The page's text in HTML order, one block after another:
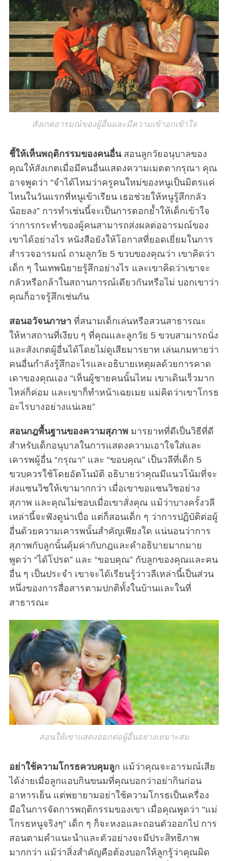
สังเกตอารมณ์ของผู้อื่นและมีความเข้าอกเข้าใจ
ชี้ให้เห็นพฤติกรรมของคนอื่นสอนลูกวัยอนุบาลของ
คุณให้สังเกตเมื่อมีคนอื่นแสดงความเมตตากรุณา คุณ
อาจพูดว่า “จำได้ไหมว่าครูคนใหม่ของหนูเป็นมิตรแค่
ไหนในวันแรกที่หนูเข้าเรียน เธอช่วยให้หนูรู้สึกกลัว
น้อยลง” การทำเช่นนี้จะเป็นการตอกย้ำให้เด็กเข้าใจ
ว่าการกระทำของผู้คนสามารถส่งผลต่ออารมณ์ของ
เขาได้อย่างไร หนังสือยังให้โอกาสที่ยอดเยี่ยมในการ
สำรวจอารมณ์ ถามลูกวัย 5 ขวบของคุณว่า เขาคิดว่า
เด็ก ๆ ในเทพนิยายรู้สึกอย่างไร และเขาคิดว่าเขาจะ
กลัวหรือกล้าในสถานการณ์เดียวกันหรือไม่ บอกเขาว่า
คุณก็อาจรู้สึกเช่นกัน
สอนอวัจนภาษาที่สนามเด็กเล่นหรือสวนสาธารณะ
ให้หาสถานที่เงียบ ๆ ที่คุณและลูกวัย 5 ขวบสามารถนั่ง
และสังเกตผู้อื่นได้โดยไม่ดูเสียมารยาท เล่นเกมทายว่า
คนอื่นกำลังรู้สึกอะไรและอธิบายเหตุผลด้วยการคาด
เดาของคุณเอง “เห็นผู้ชายคนนั้นไหม เขาเดินเร็วมาก
ไหล่ก็ค่อม และเขาก็ทำหน้าเฉยเมย แม่คิดว่าเขาโกรธ
อะไรบางอย่างแน่เลย”
สอนกฎพื้นฐานของความสุภาพมารยาทที่ดีเป็นวิธีที่ดี
สำหรับเด็กอนุบาลในการแสดงความเอาใจใส่และ
เคารพผู้อื่น “กรุณา” และ “ขอบคุณ” เป็นวลีที่เด็ก 5
ขวบควรใช้โดยอัตโนมัติ อธิบายว่าคุณมีแนวโน้มที่จะ
ส่งแซนวิชให้เขามากกว่า เมื่อเขาขอแซนวิชอย่าง
สุภาพ และคุณไม่ชอบเมื่อเขาสั่งคุณ แม้ว่าบางครั้งวลี
เหล่านี้จะฟังดูน่าเบื่อ แต่ก็สอนเด็ก ๆ ว่าการปฏิบัติต่อผู้
อื่นด้วยความเคารพนั้นสำคัญเพียงใด แน่นอนว่าการ
สุภาพกับลูกนั้นคุ้มค่ากับกฎและคำอธิบายมากมาย
พูดว่า “ได้โปรด” และ “ขอบคุณ” กับลูกของคุณและคน
อื่น ๆ เป็นประจำ เขาจะได้เรียนรู้ว่าวลีเหล่านี้เป็นส่วน
หนึ่งของการสื่อสารตามปกติทั้งในบ้านและในที่
สาธารณะ
สอนให้เขาแสดงออกต่อผู้อื่นอย่างเหมาะสม
อย่าใช้ความโกรธควบคุมลูก แม้ว่าคุณจะอารมณ์เสีย
ได้ง่ายเมื่อลูกแอบกินขนมที่คุณบอกว่าอย่ากินก่อน
อาหารเย็น แต่พยายามอย่าใช้ความโกรธเป็นเครื่อง
มือในการจัดการพฤติกรรมของเขา เมื่อคุณพูดว่า “แม่
โกรธหนูจริงๆ” เด็ก ๆ ก็จะหงอและถอนตัวออกไป การ
สอนตามคำแนะนำและตัวอย่างจะมีประสิทธิภาพ
มากกว่า แม้ว่าสิ่งสำคัญคือต้องบอกให้ลูกรู้ว่าคุณผิด
S
e
a
r
c
h
o
r
: